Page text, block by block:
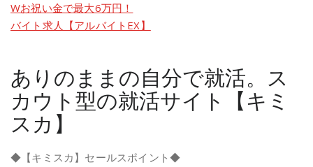
Wお祝い金で最大6万円！
バイト求人【アルバイトEX】
ありのままの自分で就活。ス
カウト型の就活サイト【キミ
スカ】
◆【キミスカ】セールスポイント◆